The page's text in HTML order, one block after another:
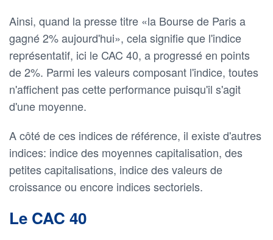
Ainsi, quand la presse titre «la Bourse de Paris a
gagné 2% aujourd'hui», cela signifie que l'indice
représentatif, ici le CAC 40, a progressé en points
de 2%. Parmi les valeurs composant l'indice, toutes
n'affichent pas cette performance puisqu'il s'agit
d'une moyenne.
A côté de ces indices de référence, il existe d'autres
indices: indice des moyennes capitalisation, des
petites capitalisations, indice des valeurs de
croissance ou encore indices sectoriels.
Le CAC 40